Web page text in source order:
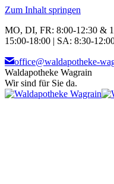
Zum Inhalt springen
MO, DI, FR: 8:00-12:30 &
15:00-18:00 | SA: 8:30-
office@waldapotheke-
Waldapotheke Wagrain
Wir sind für Sie da.